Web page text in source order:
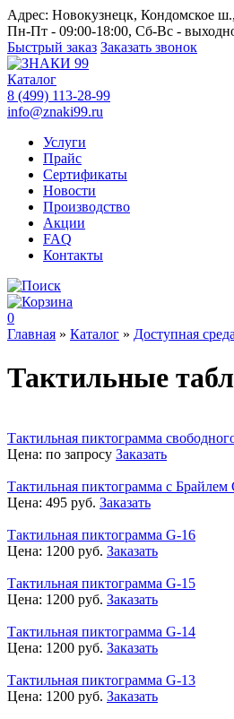
Адрес: Новокузнецк, Кондомское
Пн-Пт - 09:00-18:00, Сб-Вс -
Быстрый заказ Заказать звонок
Каталог
8 (499) 113-28-99
info@znaki99.ru
Услуги
Прайс
Сертификаты
Новости
Производство
Акции
FAQ
Контакты
0
Главная » Каталог » Доступная среда
Тактильные
Тактильная пиктограмма
Цена: по запросу Заказать
Тактильная пиктограмма с Брайлем
Цена: 495 руб. Заказать
Тактильная пиктограмма G-16
Цена: 1200 руб. Заказать
Тактильная пиктограмма G-15
Цена: 1200 руб. Заказать
Тактильная пиктограмма G-14
Цена: 1200 руб. Заказать
Тактильная пиктограмма G-13
Цена: 1200 руб. Заказать